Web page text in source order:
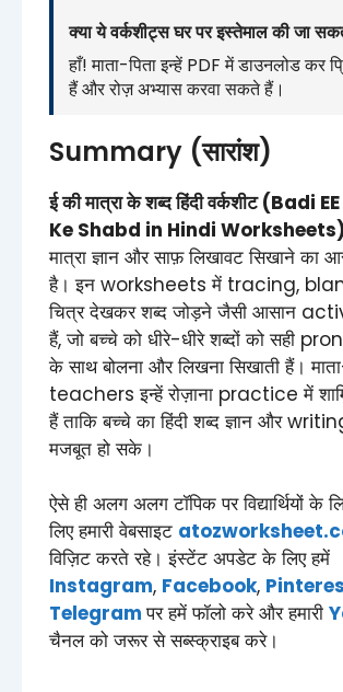
क्या ये वर्कशीट्स घर पर इस्तेमाल की जा
हाँ! माता-पिता इन्हें PDF में डाउनलोड कर
हैं और रोज़ अभ्यास करवा सकते हैं।
Summary (सारांश)
ई की मात्रा के शब्द हिंदी वर्कशीट (Badi
Ke Shabd in Hindi Worksheets)
मात्रा ज्ञान और साफ़ लिखावट सिखाने का
है। इन worksheets में tracing,
चित्र देखकर शब्द जोड़ने जैसी आसान
हैं, जो बच्चे को धीरे-धीरे शब्दों को सही
के साथ बोलना और लिखना सिखाती हैं।
teachers इन्हें रोज़ाना practice में
हैं ताकि बच्चे का हिंदी शब्द ज्ञान और
मजबूत हो सके।
ऐसे ही अलग अलग टॉपिक पर विद्यार्थियों के
लिए हमारी वेबसाइट
विज़िट करते रहे। इंस्टेंट अपडेट के लिए हमें
Instagram, Facebook,
Telegram पर हमें फॉलो करे और हमारी
चैनल को जरूर से सब्स्क्राइब करे।